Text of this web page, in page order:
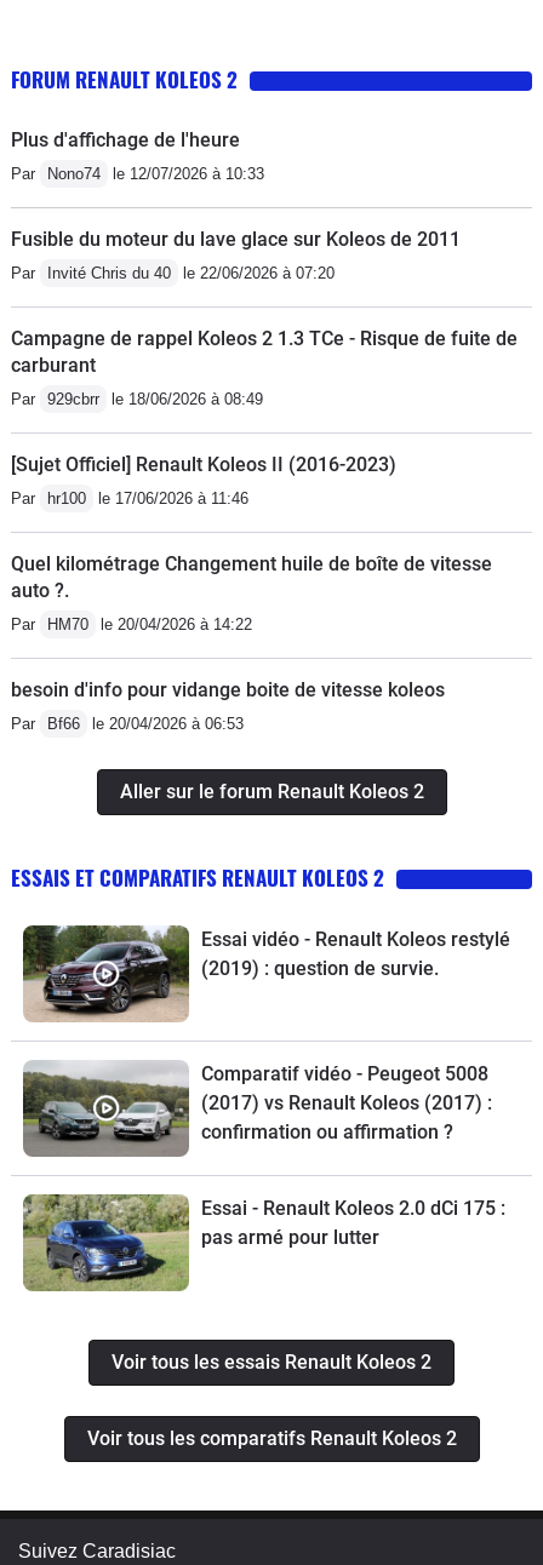
FORUM RENAULT KOLEOS 2
Plus d'affichage de l'heure
Par Nono74 le 12/07/2026 à 10:33
Fusible du moteur du lave glace sur Koleos de 2011
Par Invité Chris du 40 le 22/06/2026 à 07:20
Campagne de rappel Koleos 2 1.3 TCe - Risque de fuite de
carburant
Par 929cbrr le 18/06/2026 à 08:49
[Sujet Officiel] Renault Koleos II (2016-2023)
Par hr100 le 17/06/2026 à 11:46
Quel kilométrage Changement huile de boîte de vitesse
auto ?.
Par HM70 le 20/04/2026 à 14:22
besoin d'info pour vidange boite de vitesse koleos
Par Bf66 le 20/04/2026 à 06:53
Aller sur le forum Renault Koleos 2
ESSAIS ET COMPARATIFS RENAULT KOLEOS 2
Essai vidéo - Renault Koleos restylé
(2019) : question de survie.
Comparatif vidéo - Peugeot 5008
(2017) vs Renault Koleos (2017) :
confirmation ou affirmation ?
Essai - Renault Koleos 2.0 dCi 175 :
pas armé pour lutter
Voir tous les essais Renault Koleos 2
Voir tous les comparatifs Renault Koleos 2
Suivez Caradisiac